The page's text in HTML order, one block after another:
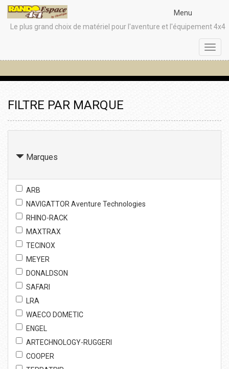
Le plus grand choix de matériel pour l'aventure et l'équipement 4x4
Menu
FILTRE PAR MARQUE
Marques
ARB
NAVIGATTOR Aventure Technologies
RHINO-RACK
MAXTRAX
TECINOX
MEYER
DONALDSON
SAFARI
LRA
WAECO DOMETIC
ENGEL
ARTECHNOLOGY-RUGGERI
COOPER